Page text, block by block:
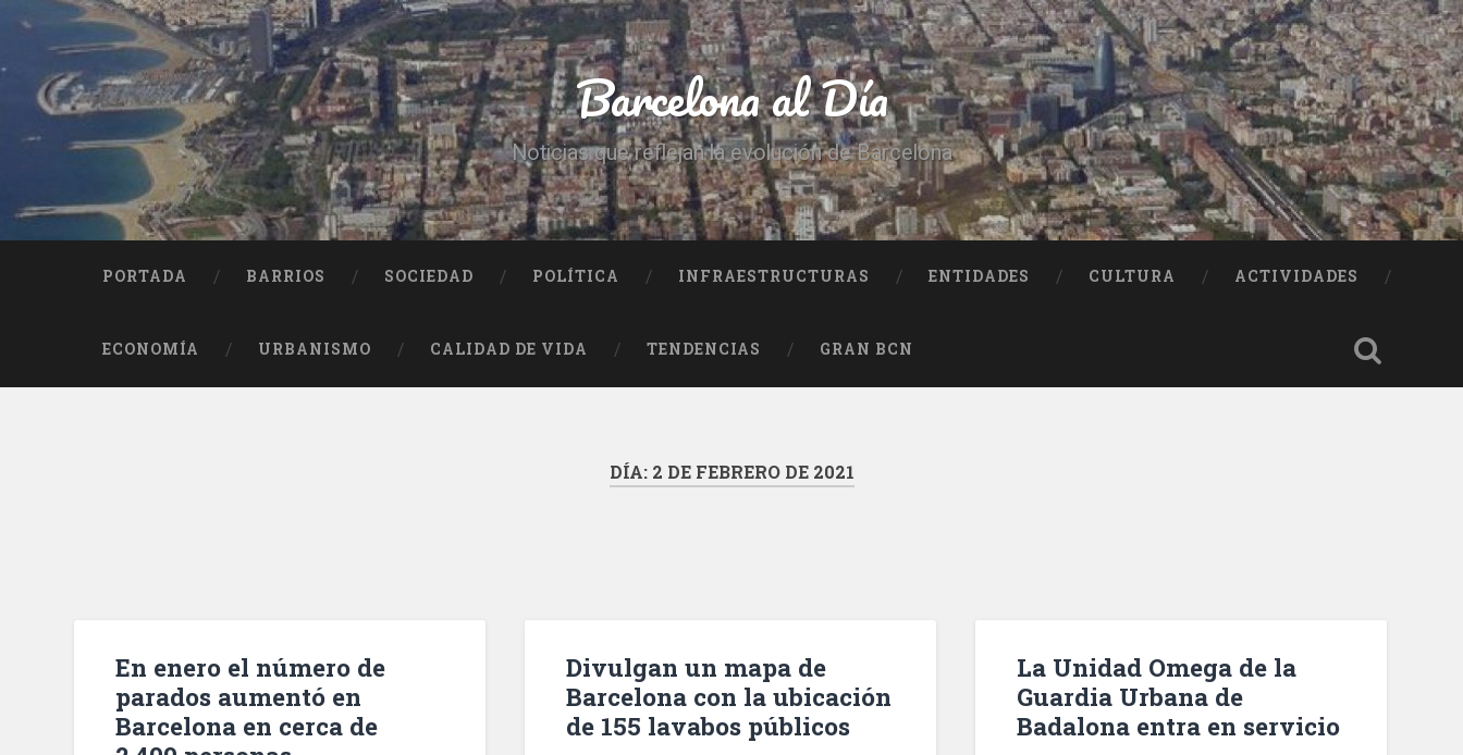
contenido
Buscar
Barcelona al Día
Noticias que reflejan la evolución de Barcelona
PORTADA BARRIOS SOCIEDAD POLÍTICA INFRAESTRUCTURAS ENTIDADES CULTURA ACTIVIDADES
ECONOMÍA URBANISMO CALIDAD DE VIDA TENDENCIAS GRAN BCN
DÍA: 2 DE FEBRERO DE 2021
En enero el número de
parados aumentó en
Barcelona en cerca de
Divulgan un mapa de
Barcelona con la ubicación
de 155 lavabos públicos
La Unidad Omega de la
Guardia Urbana de
Badalona entra en servicio